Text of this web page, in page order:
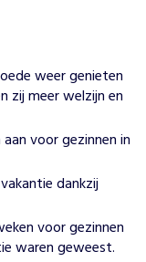
weer genieten
zij meer welzijn en
voor gezinnen in
dankzij
voor gezinnen
waren geweest.